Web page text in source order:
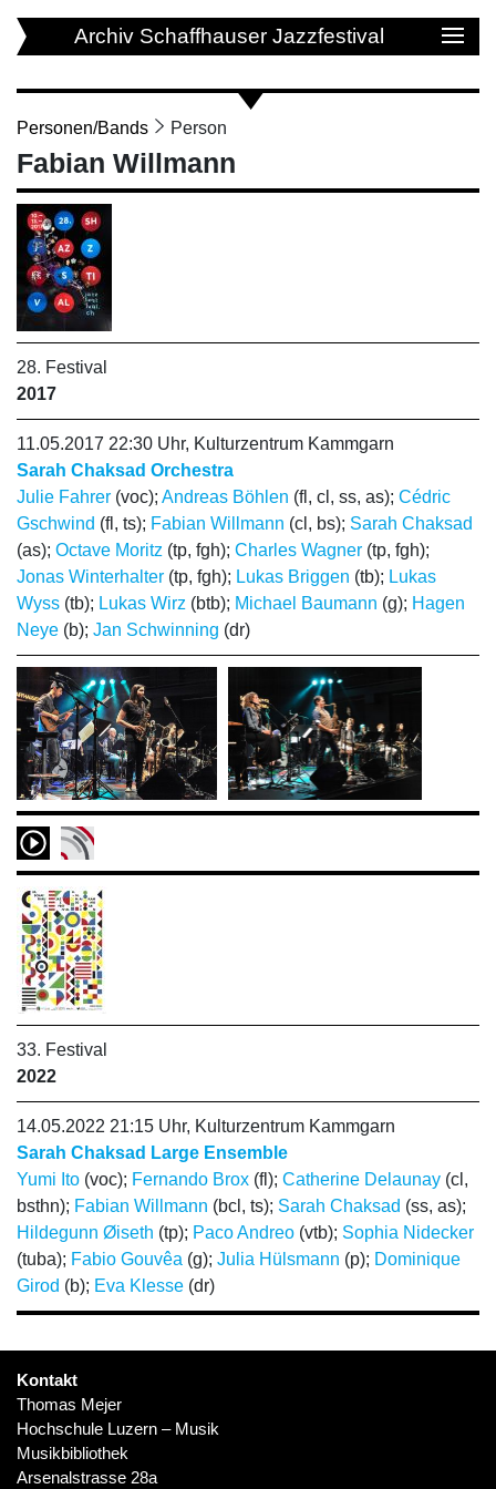
Archiv Schaffhauser Jazzfestival
Personen/Bands Person
Fabian Willmann
28. Festival
2017
11.05.2017 22:30 Uhr, Kulturzentrum Kammgarn
Sarah Chaksad Orchestra
Julie Fahrer (voc); Andreas Böhlen (fl, cl, ss, as); Cédric
Gschwind (fl, ts); Fabian Willmann (cl, bs); Sarah Chaksad
(as); Octave Moritz (tp, fgh); Charles Wagner (tp, fgh);
Jonas Winterhalter (tp, fgh); Lukas Briggen (tb); Lukas
Wyss (tb); Lukas Wirz (btb); Michael Baumann (g); Hagen
Neye (b); Jan Schwinning (dr)
33. Festival
2022
14.05.2022 21:15 Uhr, Kulturzentrum Kammgarn
Sarah Chaksad Large Ensemble
Yumi Ito (voc); Fernando Brox (fl); Catherine Delaunay (cl,
bsthn); Fabian Willmann (bcl, ts); Sarah Chaksad (ss, as);
Hildegunn Øiseth (tp); Paco Andreo (vtb); Sophia Nidecker
(tuba); Fabio Gouvêa (g); Julia Hülsmann (p); Dominique
Girod (b); Eva Klesse (dr)
Kontakt
Thomas Mejer
Hochschule Luzern – Musik
Musikbibliothek
Arsenalstrasse 28a